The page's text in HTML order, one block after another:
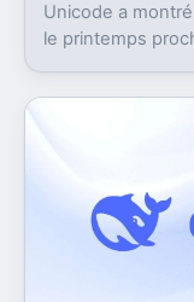
Unicode a
le printemps